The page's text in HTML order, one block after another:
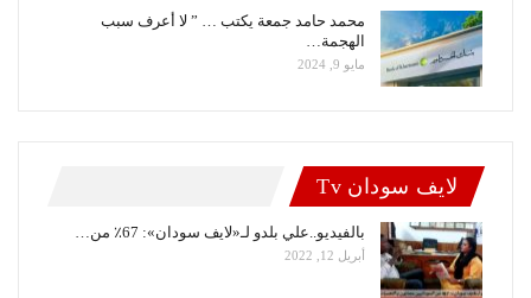
محمد حامد جمعة يكتب … ” لا أعرف سبب
الهجمة…
مايو 9, 2024
لايف سودان Tv
بالفيديو..علي بلدو لـ«لايف سودان»: 67٪ من…
أبريل 12, 2022